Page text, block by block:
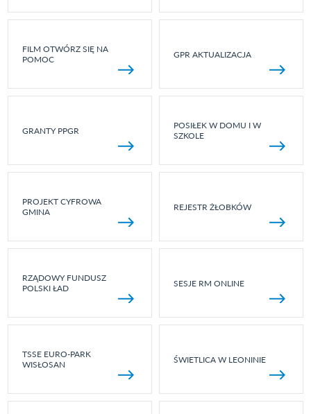
FILM OTWÓRZ SIĘ NA
POMOC
GPR AKTUALIZACJA
GRANTY PPGR
POSIŁEK W DOMU I W
SZKOLE
PROJEKT CYFROWA
GMINA
REJESTR ŻŁOBKÓW
RZĄDOWY FUNDUSZ
POLSKI ŁAD
SESJE RM ONLINE
TSSE EURO-PARK
WISŁOSAN
ŚWIETLICA W LEONINIE